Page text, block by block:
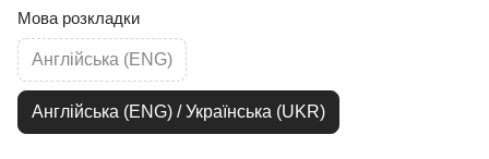
Мова розкладки
Англійська (ENG)
Англійська (ENG) / Українська (UKR)